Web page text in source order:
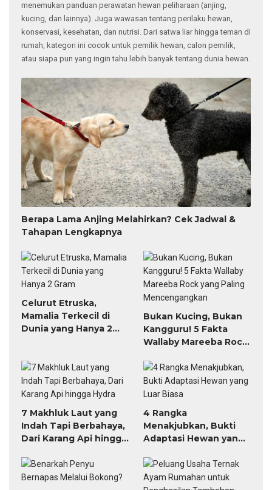
menemukan panduan perawatan hewan peliharaan (anjing,
kucing, dan lainnya). Juga wawasan tentang perilaku hewan,
konservasi, kesehatan, dan nutrisi. Dari satwa liar hingga teman di
rumah, kategori ini cocok untuk pemilik hewan, calon pemilik,
atau siapa pun yang ingin tahu lebih banyak tentang dunia hewan.
Berapa Lama Anjing Melahirkan? Cek Jadwal &
Tahapan Lengkapnya
Celurut Etruska,
Mamalia Terkecil di
Dunia yang Hanya 2
Bukan Kucing, Bukan
Kangguru! 5 Fakta
Wallaby Mareeba Rock
Mencengangkan
7 Makhluk Laut yang
Indah Tapi Berbahaya,
Dari Karang Api hingga
4 Rangka
Menakjubkan, Bukti
Adaptasi Hewan yang